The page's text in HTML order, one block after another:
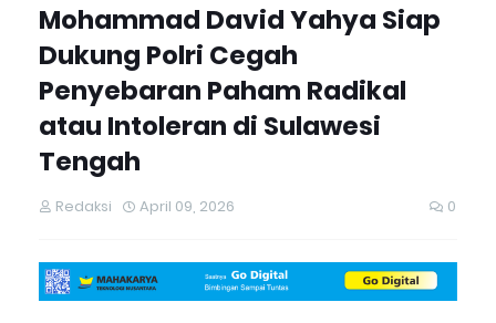
Mohammad David Yahya Siap
Dukung Polri Cegah
Penyebaran Paham Radikal
atau Intoleran di Sulawesi
Tengah
Redaksi April 09, 2026 0